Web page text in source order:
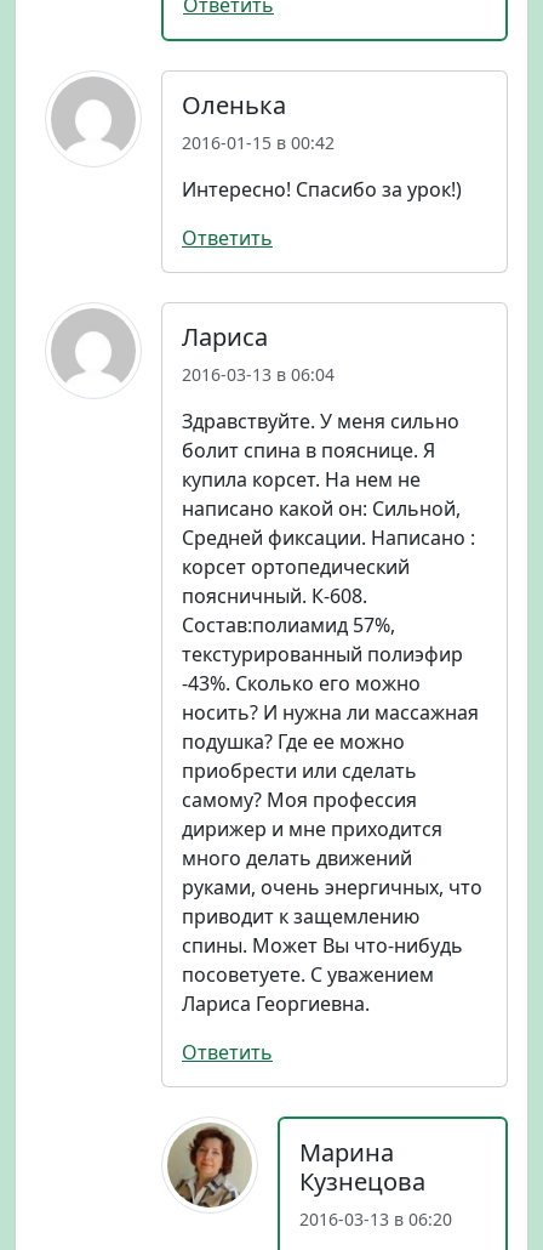
Оленька
2016-01-15 в 00:42
Интересно! Спасибо за урок!)
Ответить
Лариса
2016-03-13 в 06:04
Здравствуйте. У меня сильно
болит спина в пояснице. Я
купила корсет. На нем не
написано какой он: Сильной,
Средней фиксации. Написано :
корсет ортопедический
поясничный. К-608.
Состав:полиамид 57%,
текстурированный полиэфир
-43%. Сколько его можно
носить? И нужна ли массажная
подушка? Где ее можно
приобрести или сделать
самому? Моя профессия
дирижер и мне приходится
много делать движений
руками, очень энергичных, что
приводит к защемлению
спины. Может Вы что-нибудь
посоветуете. С уважением
Лариса Георгиевна.
Ответить
Марина
Кузнецова
2016-03-13 в 06:20